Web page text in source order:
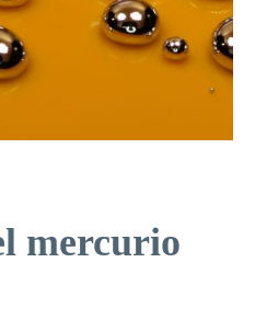
mercurio